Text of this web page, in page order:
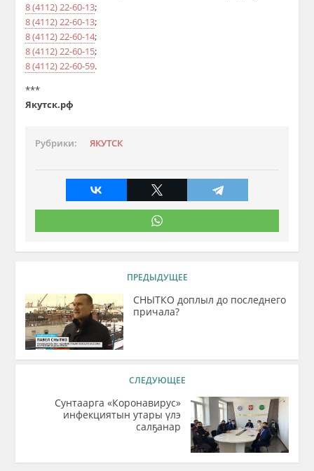
8 (4112) 22-60-13;
8 (4112) 22-60-13;
8 (4112) 22-60-14;
8 (4112) 22-60-15;
8 (4112) 22-60-59.
***
Якутск.рф
Рубрики: ЯКУТСК
ПРЕДЫДУЩЕЕ
СНЫТКО доплыл до последнего
причала?
СЛЕДУЮЩЕЕ
Сунтаарга «Коронавирус»
инфекциятын утары үлэ
салҕанар